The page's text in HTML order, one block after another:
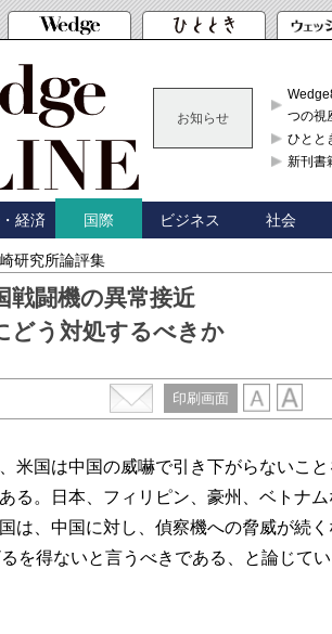
お知らせ
つの視
ひとと
新刊書
経済 国際 ビジネス 社会
研究所論評集
戦闘機の異常接近
どう対処するべきか
印刷画面
米国は中国の威嚇で引き下がらないこ
る。日本、フィリピン、豪州、ベトナ
は、中国に対し、偵察機への脅威が続
を得ないと言うべきである、と論じてい